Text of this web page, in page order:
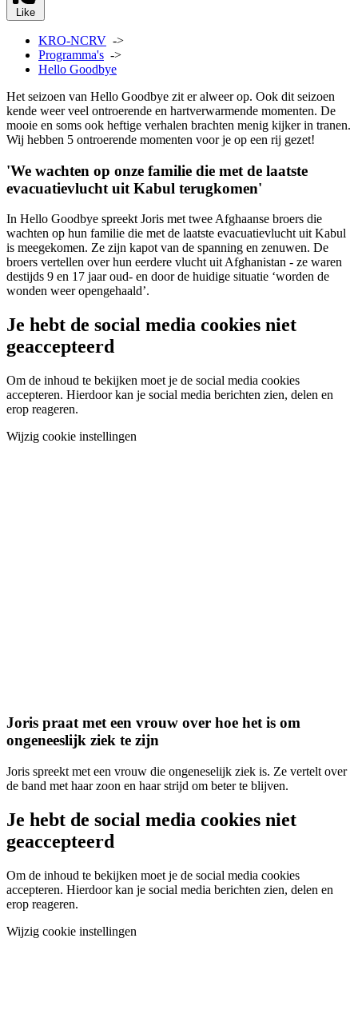
Like
KRO-NCRV ->
Programma's ->
Hello Goodbye
Het seizoen van Hello Goodbye zit er alweer op. Ook dit seizoen
kende weer veel ontroerende en hartverwarmende momenten. De
mooie en soms ook heftige verhalen brachten menig kijker in tranen.
Wij hebben 5 ontroerende momenten voor je op een rij gezet!
'We wachten op onze familie die met de laatste
evacuatievlucht uit Kabul terugkomen'
In Hello Goodbye spreekt Joris met twee Afghaanse broers die
wachten op hun familie die met de laatste evacuatievlucht uit Kabul
is meegekomen. Ze zijn kapot van de spanning en zenuwen. De
broers vertellen over hun eerdere vlucht uit Afghanistan - ze waren
destijds 9 en 17 jaar oud- en door de huidige situatie ‘worden de
wonden weer opengehaald’.
Je hebt de social media cookies niet
geaccepteerd
Om de inhoud te bekijken moet je de social media cookies
accepteren. Hierdoor kan je social media berichten zien, delen en
erop reageren.
Wijzig cookie instellingen
Joris praat met een vrouw over hoe het is om
ongeneeslijk ziek te zijn
Joris spreekt met een vrouw die ongeneselijk ziek is. Ze vertelt over
de band met haar zoon en haar strijd om beter te blijven.
Je hebt de social media cookies niet
geaccepteerd
Om de inhoud te bekijken moet je de social media cookies
accepteren. Hierdoor kan je social media berichten zien, delen en
erop reageren.
Wijzig cookie instellingen